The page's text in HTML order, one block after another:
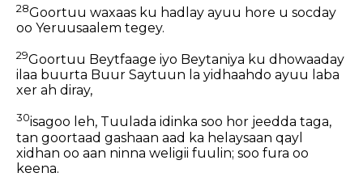
28Goortuu waxaas ku hadlay ayuu hore u socday
oo Yeruusaalem tegey.
29Goortuu Beytfaage iyo Beytaniya ku dhowaaday
ilaa buurta Buur Saytuun la yidhaahdo ayuu laba
xer ah diray,
30isagoo leh, Tuulada idinka soo hor jeedda taga,
tan goortaad gashaan aad ka helaysaan qayl
xidhan oo aan ninna weligii fuulin; soo fura oo
keena.